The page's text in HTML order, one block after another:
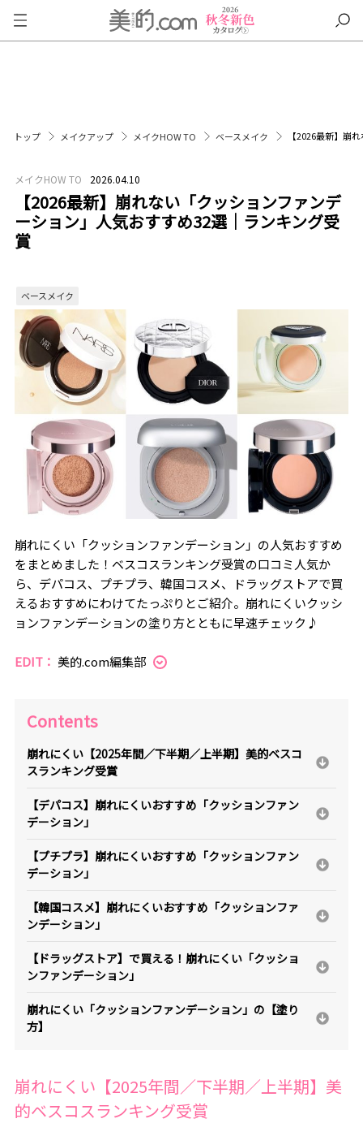
トップ メイクアップ メイクHOW TO ベースメイク 【2026最新】崩
メイクHOW TO 2026.04.10
【2026最新】崩れない「クッションファンデ
ーション」人気おすすめ32選｜ランキング受
賞
ベースメイク
崩れにくい「クッションファンデーション」の人気おすすめ
をまとめました！ベスコスランキング受賞の口コミ人気か
ら、デパコス、プチプラ、韓国コスメ、ドラッグストアで買
えるおすすめにわけてたっぷりとご紹介。崩れにくいクッシ
ョンファンデーションの塗り方とともに早速チェック♪
EDIT： 美的.com編集部
Contents
崩れにくい【2025年間／下半期／上半期】美的ベスコ
スランキング受賞
【デパコス】崩れにくいおすすめ「クッションファン
デーション」
【プチプラ】崩れにくいおすすめ「クッションファン
デーション」
【韓国コスメ】崩れにくいおすすめ「クッションファ
ンデーション」
【ドラッグストア】で買える！崩れにくい「クッショ
ンファンデーション」
崩れにくい「クッションファンデーション」の【塗り
方】
崩れにくい【2025年間／下半期／上半期】美
的ベスコスランキング受賞